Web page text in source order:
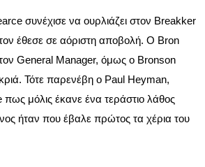
συνέχισε να ουρλιάζει στον Breakker
έθεσε σε αόριστη αποβολή. Ο Bron
General Manager, όμως ο Bronson
Τότε παρενέβη ο Paul Heyman,
μόλις έκανε ένα τεράστιο λάθος
ήταν που έβαλε πρώτος τα χέρια του